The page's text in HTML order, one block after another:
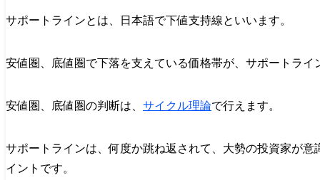
サポートラインとは、日本語で下値支持線といいます。
安値圏、底値圏で下落を支えている価格帯が、サポートライ
安値圏、底値圏の判断は、 サイクル理論で行えます。
サポートラインは、何度か跳ね返されて、大勢の投資家が意
イントです。